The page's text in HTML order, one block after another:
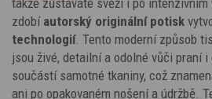
takže zůstáváte svěží i po intenzivním
zdobí autorský originální potisk
technologií. Tento moderní způsob
jsou živé, detailní a odolné vůči praní
součástí samotné tkaniny, což
ani po opakovaném nošení a údržbě.